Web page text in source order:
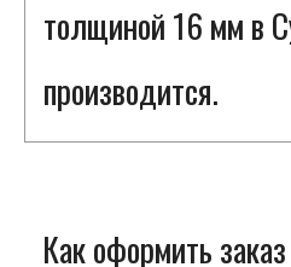
толщиной 16 мм в
производится.
Как оформить